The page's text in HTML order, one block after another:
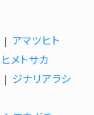
| アマツヒト
ヒメトサカ
| ジナリアラシ